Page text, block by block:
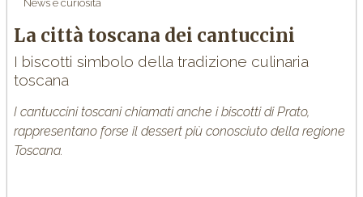
News e curiosità
La città toscana dei cantuccini
I biscotti simbolo della tradizione culinaria
toscana
I cantuccini toscani chiamati anche i biscotti di Prato,
rappresentano forse il dessert più conosciuto della regione
Toscana.